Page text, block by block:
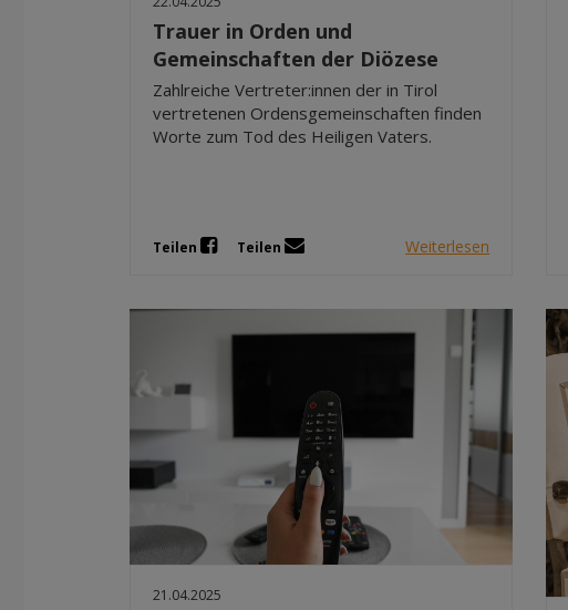
Trauer in Orden und
Gemeinschaften der Diözese
Zahlreiche Vertreter:innen der in Tirol
vertretenen Ordensgemeinschaften finden
Worte zum Tod des Heiligen Vaters.
Teilen Teilen Weiterlesen
21.04.2025